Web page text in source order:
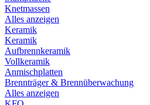
Knetmassen
Alles anzeigen
Keramik
Keramik
Aufbrennkeramik
Vollkeramik
Anmischplatten
Brennträger & Brennüberwachung
Alles anzeigen